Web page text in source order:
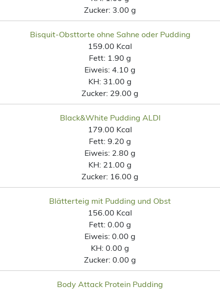
Zucker: 3.00 g
Bisquit-Obsttorte ohne Sahne oder Pudding
159.00 Kcal
Fett: 1.90 g
Eiweis: 4.10 g
KH: 31.00 g
Zucker: 29.00 g
Black&White Pudding ALDI
179.00 Kcal
Fett: 9.20 g
Eiweis: 2.80 g
KH: 21.00 g
Zucker: 16.00 g
Blätterteig mit Pudding und Obst
156.00 Kcal
Fett: 0.00 g
Eiweis: 0.00 g
KH: 0.00 g
Zucker: 0.00 g
Body Attack Protein Pudding